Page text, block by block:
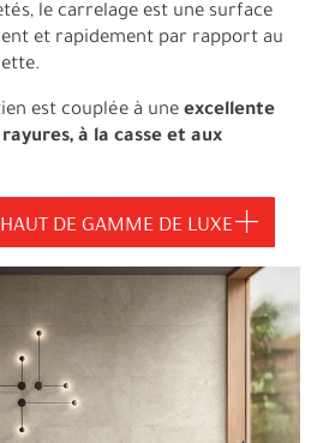
le carrelage est une surface
et rapidement par rapport au
est couplée à une excellente
à la casse et aux
DE GAMME DE LUXE